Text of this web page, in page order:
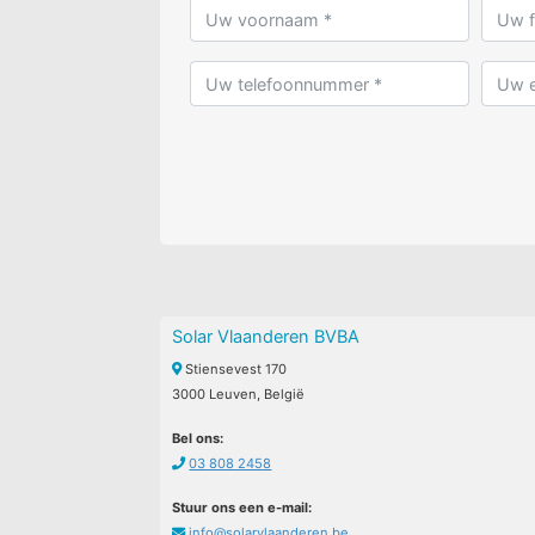
Solar Vlaanderen BVBA
Stiensevest 170
3000 Leuven, België
Bel ons:
03 808 2458
Stuur ons een e-mail: